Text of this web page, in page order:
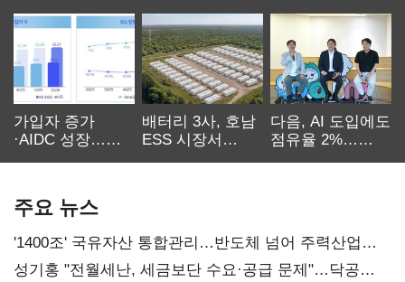
가입자 증가
·AIDC 성장…
배터리 3사, 호남
ESS 시장서
다음, AI 도입에도
점유율 2%…
주요 뉴스
'1400조' 국유자산 통합관리…반도체 넘어 주력산업
구조혁신
성기홍 "전월세난, 세금보단 수요·공급 문제"…닥공